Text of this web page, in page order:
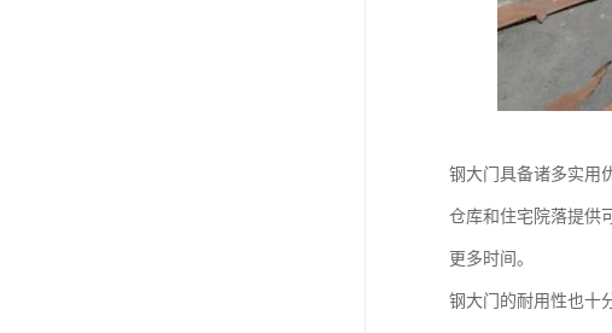
钢大门具备诸多实用
仓库和住宅院落提供
更多时间。
钢大门的耐用性也十